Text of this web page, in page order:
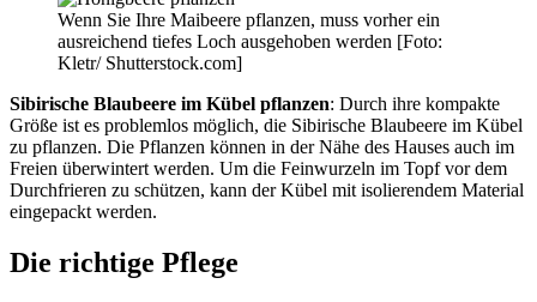
Wenn Sie Ihre Maibeere pflanzen, muss vorher ein
ausreichend tiefes Loch ausgehoben werden [Foto:
Kletr/ Shutterstock.com]
Sibirische Blaubeere im Kübel pflanzen: Durch ihre kompakte
Größe ist es problemlos möglich, die Sibirische Blaubeere im Kübel
zu pflanzen. Die Pflanzen können in der Nähe des Hauses auch im
Freien überwintert werden. Um die Feinwurzeln im Topf vor dem
Durchfrieren zu schützen, kann der Kübel mit isolierendem Material
eingepackt werden.
Die richtige Pflege